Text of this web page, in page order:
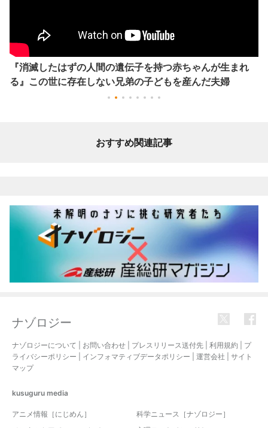
『消滅したはずの人間の遺伝子を持つ赤ちゃんが生まれ
る』この世に存在しない兄弟の子どもを産んだ夫婦
おすすめ関連記事
ナゾロジー
ナゾロジーについて お問い合わせ プレスリリース送付先 利用規約
プ
ライバシーポリシー
インフォマティブデータポリシー 運営会社
サイト
マップ
kusuguru media
アニメ情報［にじめん］
科学ニュース［ナゾロジー］